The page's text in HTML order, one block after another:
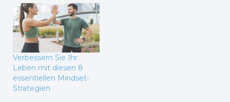
Verbessern Sie Ihr
Leben mit diesen 8
essentiellen Mindset-
Strategien